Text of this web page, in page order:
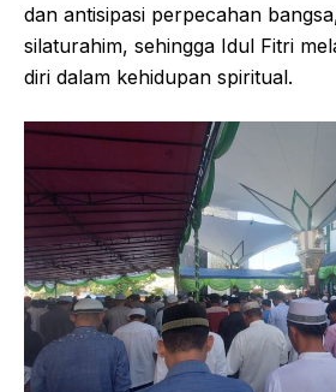
dan antisipasi perpecahan
silaturahim, sehingga Idul Fitri
diri dalam kehidupan spiritual.